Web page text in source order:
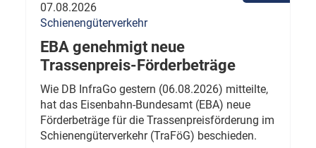
07.08.2026
Schienengüterverkehr
EBA genehmigt neue
Trassenpreis-Förderbeträge
Wie DB InfraGo gestern (06.08.2026) mitteilte,
hat das Eisenbahn-Bundesamt (EBA) neue
Förderbeträge für die Trassenpreisförderung im
Schienengüterverkehr (TraFöG) beschieden.